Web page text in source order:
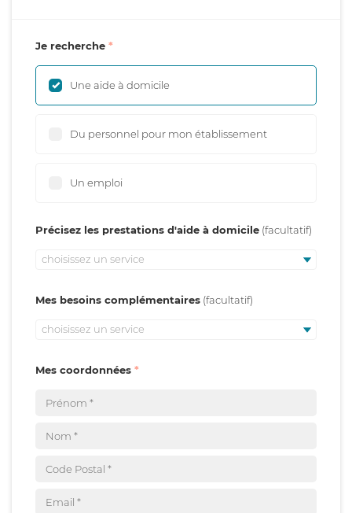
Je recherche
Une aide à domicile
Du personnel pour mon établissement
Un emploi
Précisez les prestations d'aide à domicile
choisissez un service
Mes besoins complémentaires
choisissez un service
Mes coordonnées